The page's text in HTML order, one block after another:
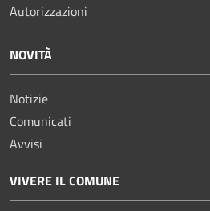
Autorizzazioni
NOVITÀ
Notizie
Comunicati
Avvisi
VIVERE IL COMUNE